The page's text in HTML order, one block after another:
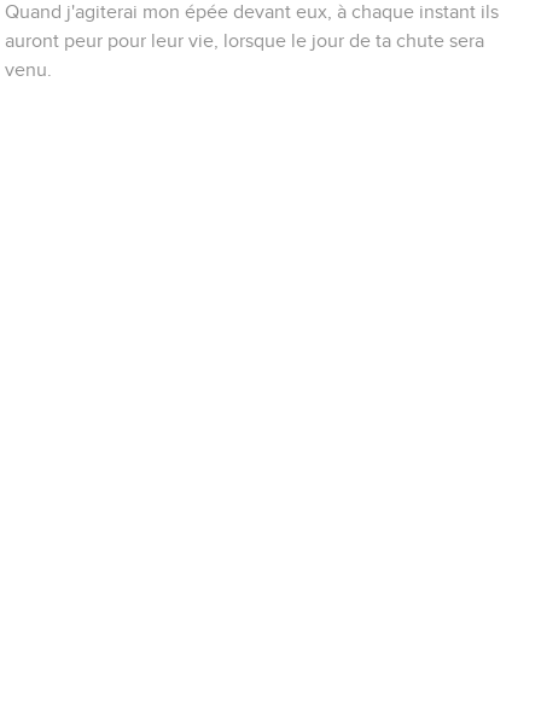
Quand j'agiterai mon épée devant eux, à chaque instant ils
auront peur pour leur vie, lorsque le jour de ta chute sera
venu.